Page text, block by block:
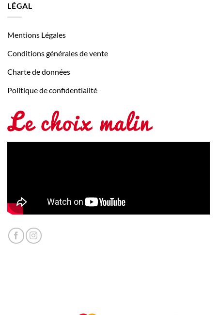
LÉGAL
Mentions Légales
Conditions générales de vente
Charte de données
Politique de confidentialité